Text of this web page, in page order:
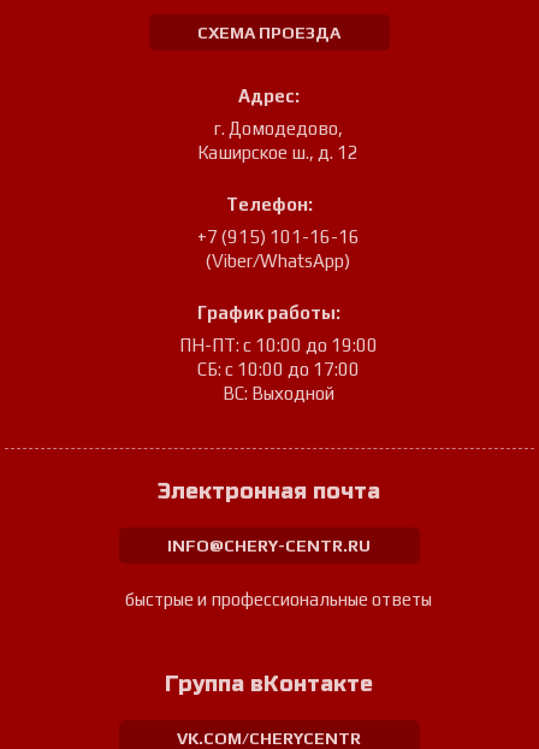
СХЕМА ПРОЕЗДА
Адрес:
г. Домодедово,
Каширское ш., д. 12
Телефон:
+7 (915) 101-16-16
(Viber/WhatsApp)
График работы:
ПН-ПТ: с 10:00 до 19:00
СБ: с 10:00 до 17:00
ВС: Выходной
Электронная почта
INFO@CHERY-CENTR.RU
быстрые и профессиональные ответы
Группа вКонтакте
VK.COM/CHERYCENTR